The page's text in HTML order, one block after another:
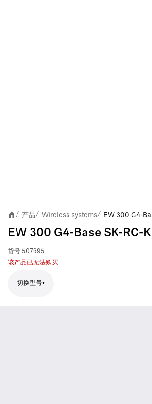
/ 产品/ Wireless systems/ EW 300 G4-
EW 300 G4-Base SK-RC-
货号 507695
该产品已无法购买
切换型号